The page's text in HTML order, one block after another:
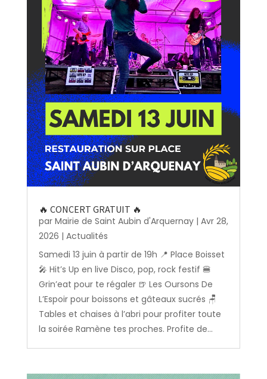
🔥 CONCERT GRATUIT 🔥
par Mairie de Saint Aubin d'Arquernay| Avr 28,
2026 | Actualités
Samedi 13 juin à partir de 19h 📍 Place Boisset
🎤 Hit’s Up en live Disco, pop, rock festif 🍔
Grin’eat pour te régaler 🍺 Les Oursons De
L’Espoir pour boissons et gâteaux sucrés 🪑
Tables et chaises à l’abri pour profiter toute
la soirée Ramène tes proches. Profite de...